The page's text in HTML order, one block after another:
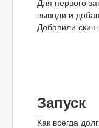
Для первого
выводи и
Добавили
Запуск
Как всегда